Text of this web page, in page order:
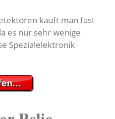
kauft man fast
es nur sehr wenige
Spezialelektronik